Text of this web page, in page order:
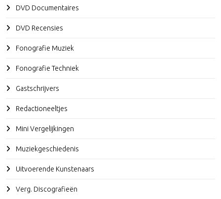
DVD Documentaires
DVD Recensies
Fonografie Muziek
Fonografie Techniek
Gastschrijvers
Redactioneeltjes
Mini Vergelijkingen
Muziekgeschiedenis
Uitvoerende Kunstenaars
Verg. Discografieën